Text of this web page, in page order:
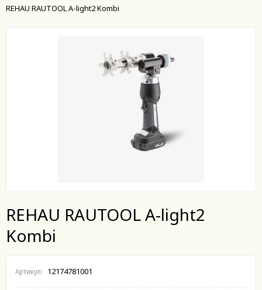
REHAU RAUTOOL A-light2 Kombi
REHAU RAUTOOL A-light2
Kombi
Артикул: 12174781001